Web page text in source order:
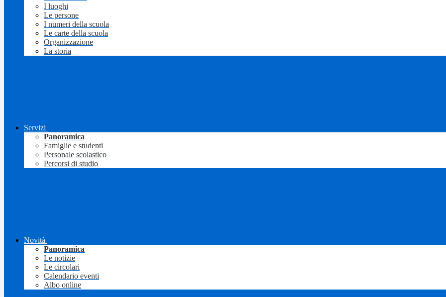
I luoghi
Le persone
I numeri della scuola
Le carte della scuola
Organizzazione
La storia
Servizi
Panoramica
Famiglie e studenti
Personale scolastico
Percorsi di studio
Novità
Panoramica
Le notizie
Le circolari
Calendario eventi
Albo online